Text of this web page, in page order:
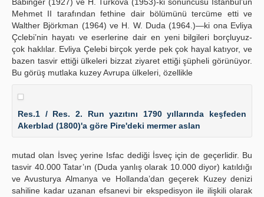
Mehmet II tarafından fethine dair bölümünü tercüme etti ve
Walther Björkman (1964) ve H. W. Duda (1964.)—ki ona Evliya
Çclebi’nin hayatı ve eserlerine dair en yeni bilgileri borçluyuz-
çok haklılar. Evliya Çelebi birçok yerde pek çok hayal katıyor, ve
bazen tasvir ettiği ülkeleri bizzat ziyaret ettiği şüpheli görünüyor.
Bu görüş mutlaka kuzey Avrupa ülkeleri, özellikle
Res.1 / Res. 2. Run yazıtını 1790 yıllarında keşfeden
Akerblad (1800)'a göre Pire'deki mermer aslan
mutad olan İsveç yerine Isfac dediği İsveç için de geçerlidir. Bu
tasvir 40.000 Tatar’ın (Duda yanlış olarak 10.000 diyor) katıldığı
ve Avusturya Almanya ve Hollanda’dan geçerek Kuzey denizi
sahiline kadar uzanan efsanevi bir ekspedisyon ile ilişkili olarak